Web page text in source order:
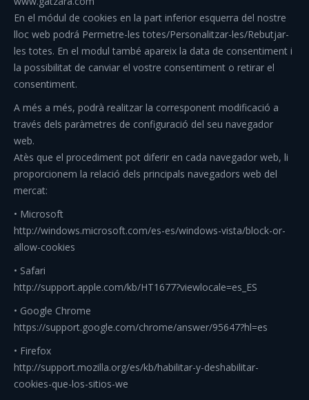
En el módul de cookies en la part inferior esquerra del nostre
lloc web podrá Permetre-les totes/Personalitzar-les/Rebutjar-
les totes. En el modul també apareix la data de consentiment i
la possibilitat de canviar el vostre consentiment o retirar el
consentiment.
A més a més, podrà realitzar la corresponent modificació a
través dels paràmetres de configuració del seu navegador
web.
Atès que el procediment pot diferir en cada navegador web, li
proporcionem la relació dels principals navegadors web del
mercat:
• Microsoft
http://windows.microsoft.com/es-es/windows-vista/block-or-
allow-cookies
• Safari
http://support.apple.com/kb/HT1677?viewlocale=es_ES
• Google Chrome
https://support.google.com/chrome/answer/95647?hl=es
• Firefox
http://support.mozilla.org/es/kb/habilitar-y-deshabilitar-
cookies-que-los-sitios-we